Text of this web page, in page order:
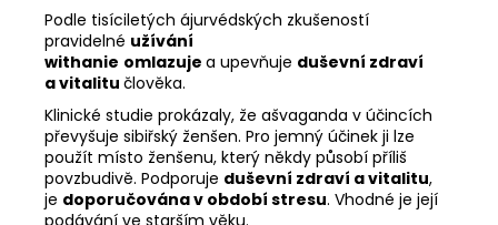
Podle tisíciletých ájurvédských zkušeností
pravidelné užívání
withanie omlazuje a upevňuje duševní zdraví
a vitalitu člověka.
Klinické studie prokázaly, že ašvaganda v účincích
převyšuje sibiřský ženšen. Pro jemný účinek ji lze
použít místo ženšenu, který někdy působí příliš
povzbudivě. Podporuje duševní zdraví a vitalitu,
je doporučována v období stresu. Vhodné je její
podávání ve starším věku.
KAKAOVÉ
BOBY
AZTÉCKÉ
KOŘENÍ
99